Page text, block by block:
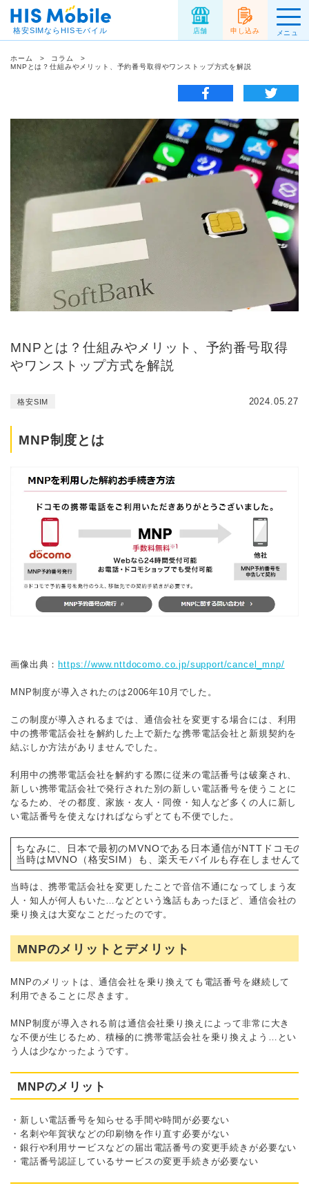
格安SIMならHISモバイル 店舗 申し込み
メニュ
ー
ホーム
コラム
MNPとは？仕組みやメリット、予約番号取得やワンストップ方式を解説
MNPとは？仕組みやメリット、予約番号取得
やワンストップ方式を解説
格安SIM 2024.05.27
MNP制度とは
画像出典： https://www.nttdocomo.co.jp/support/cancel_mnp/
MNP制度が導入されたのは2006年10月でした。
この制度が導入されるまでは、通信会社を変更する場合には、利用
中の携帯電話会社を解約した上で新たな携帯電話会社と新規契約を
結ぶしか方法がありませんでした。
利用中の携帯電話会社を解約する際に従来の電話番号は破棄され、
新しい携帯電話会社で発行された別の新しい電話番号を使うことに
なるため、その都度、家族・友人・同僚・知人など多くの人に新し
い電話番号を使えなければならずとても不便でした。
ちなみに、日本で最初のMVNOである日本通信がNTTドコモ
当時はMVNO（格安SIM）も、楽天モバイルも存在しませんで
当時は、携帯電話会社を変更したことで音信不通になってしまう友
人・知人が何人もいた…などという逸話もあったほど、通信会社の
乗り換えは大変なことだったのです。
MNPのメリットとデメリット
MNPのメリットは、通信会社を乗り換えても電話番号を継続して
利用できることに尽きます。
MNP制度が導入される前は通信会社乗り換えによって非常に大き
な不便が生じるため、積極的に携帯電話会社を乗り換えよう…とい
う人は少なかったようです。
MNPのメリット
・新しい電話番号を知らせる手間や時間が必要ない
・名刺や年賀状などの印刷物を作り直す必要がない
・銀行や利用サービスなどの届出電話番号の変更手続きが必要ない
・電話番号認証しているサービスの変更手続きが必要ない